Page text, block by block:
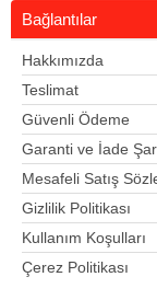
Bağlantılar
Hakkımızda
Teslimat
Güvenli Ödeme
Garanti ve İade
Mesafeli Satış
Gizlilik Politikası
Kullanım Koşulları
Çerez Politikası